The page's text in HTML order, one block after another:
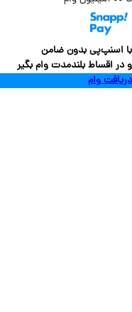
بدون ضامن
بلندمدت وام بگیر
وام